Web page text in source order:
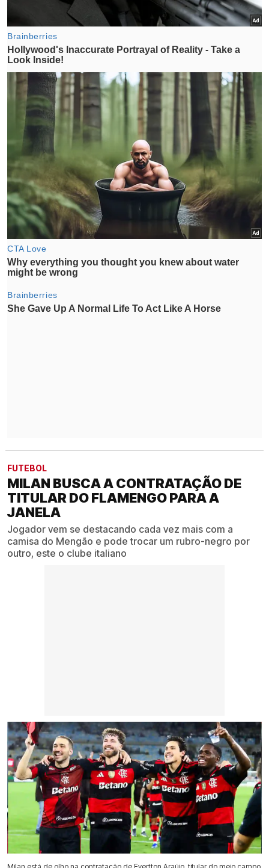
FUTEBOL
MILAN BUSCA A CONTRATAÇÃO DE
TITULAR DO FLAMENGO PARA A
JANELA
Jogador vem se destacando cada vez mais com a
camisa do Mengão e pode trocar um rubro-negro por
outro, este o clube italiano